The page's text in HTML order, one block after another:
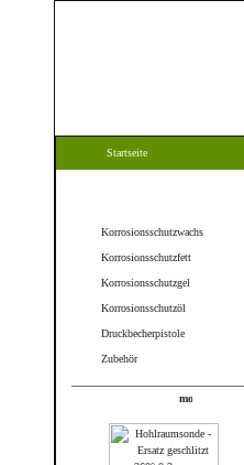
Startseite
Korrosionsschutzwachs
Korrosionsschutzfett
Korrosionsschutzgel
Korrosionsschutzöl
Druckbecherpistole
Zubehör